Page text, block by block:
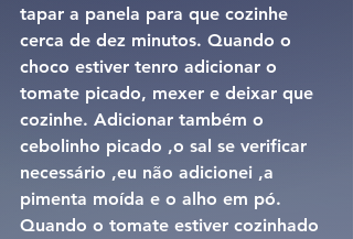
tapar a panela para que cozinhe
cerca de dez minutos. Quando o
choco estiver tenro adicionar o
tomate picado, mexer e deixar que
cozinhe. Adicionar também o
cebolinho picado ,o sal se verificar
necessário ,eu não adicionei ,a
pimenta moída e o alho em pó.
Quando o tomate estiver cozinhado